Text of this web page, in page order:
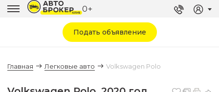
0+
Подать объявление
Главная Легковые авто Volkswagen Polo